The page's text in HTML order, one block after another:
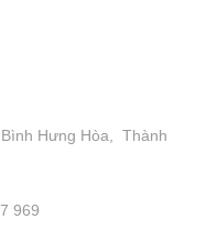
Hưng Hòa, Thành
969